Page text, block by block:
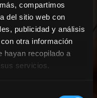
compartimos
del sitio web con
publicidad y análisis
otra información
hayan recopilado a
servicios.